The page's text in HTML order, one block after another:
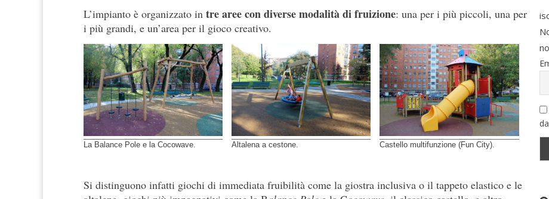
L’impianto è organizzato in tre aree con diverse modalità di fruizione: una per i più piccoli, una per
i più grandi, e un’area per il gioco creativo.
La Balance Pole e la Cocowave. Altalena a cestone. Castello multifunzione (Fun City).
Si distinguono infatti giochi di immediata fruibilità come la giostra inclusiva o il tappeto elastico e le